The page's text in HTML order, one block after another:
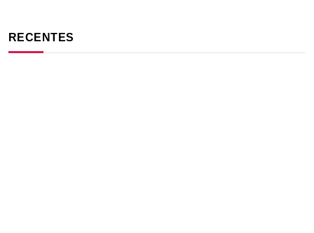
RECENTES